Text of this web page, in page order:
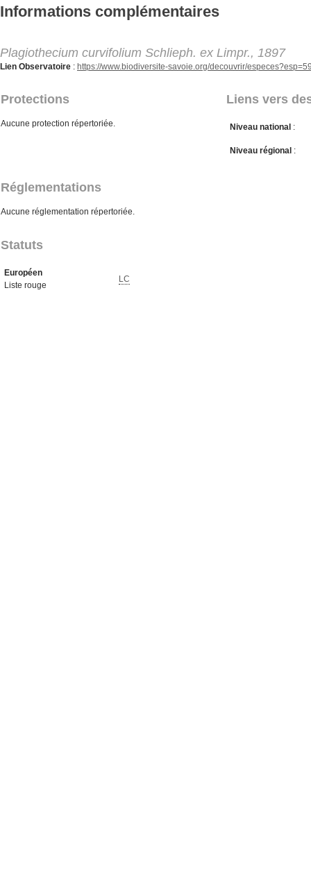
Aller au contenu principal
Informations complémentaires
Plagiothecium curvifolium Schlieph. ex Limpr., 1897
Lien Observatoire : https://www.biodiversite-savoie.org/decouvrir/
Protections Liens vers
Aucune protection répertoriée. Niveau national :
Niveau régional :
Réglementations
Aucune réglementation répertoriée.
Statuts
Européen
Liste rouge
LC